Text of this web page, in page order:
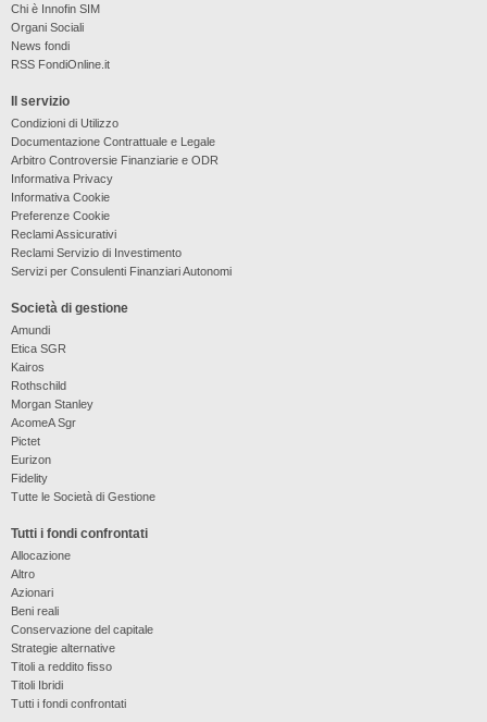
Chi è Innofin SIM
Organi Sociali
News fondi
RSS FondiOnline.it
Il servizio
Condizioni di Utilizzo
Documentazione Contrattuale e Legale
Arbitro Controversie Finanziarie e ODR
Informativa Privacy
Informativa Cookie
Preferenze Cookie
Reclami Assicurativi
Reclami Servizio di Investimento
Servizi per Consulenti Finanziari Autonomi
Società di gestione
Amundi
Etica SGR
Kairos
Rothschild
Morgan Stanley
AcomeA Sgr
Pictet
Eurizon
Fidelity
Tutte le Società di Gestione
Tutti i fondi confrontati
Allocazione
Altro
Azionari
Beni reali
Conservazione del capitale
Strategie alternative
Titoli a reddito fisso
Titoli Ibridi
Tutti i fondi confrontati